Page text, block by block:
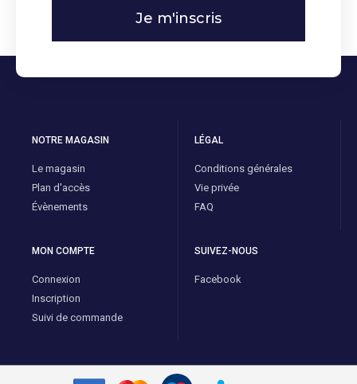
Je m'inscris
NOTRE MAGASIN
Le magasin
Plan d'accès
Évènements
LÉGAL
Conditions générales
Vie privée
FAQ
MON COMPTE
Connexion
Inscription
Suivi de commande
SUIVEZ-NOUS
Facebook